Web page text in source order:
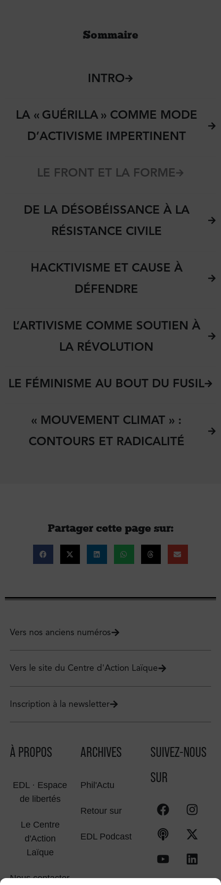
Sommaire
INTRO
LA « GUÉRILLA » COMME MODE
D’ACTIVISME IMPERTINENT
LE FRONT ET LA FORME
DE LA DÉSOBÉISSANCE À LA
RÉSISTANCE CIVILE
HACKTIVISME ET CAUSE À
DÉFENDRE
L’ARTIVISME COMME SOUTIEN À
LA RÉVOLUTION
LE FÉMINISME AU BOUT DU FUSIL
« MOUVEMENT CLIMAT » :
CONTOURS ET RADICALITÉ
Partager cette page sur :
Vers nos anciens numéros
Vers le site du Centre d'Action Laïque
Inscription à la newsletter
À PROPOS
EDL · Espace
de libertés
Le Centre
d'Action
Laïque
Nous contacter
ARCHIVES
Phil'Actu
Retour sur
EDL Podcast
SUIVEZ-NOUS
SUR